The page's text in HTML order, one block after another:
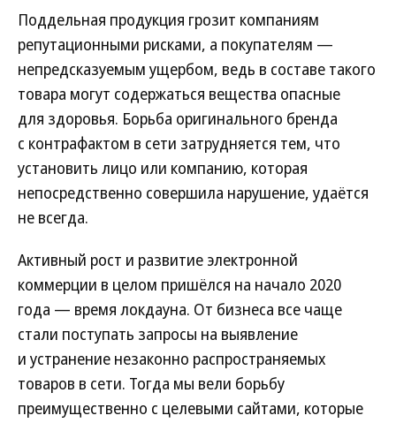
Поддельная продукция грозит компаниям
репутационными рисками, а покупателям —
непредсказуемым ущербом, ведь в составе такого
товара могут содержаться вещества опасные
для здоровья. Борьба оригинального бренда
с контрафактом в сети затрудняется тем, что
установить лицо или компанию, которая
непосредственно совершила нарушение, удаётся
не всегда.
Активный рост и развитие электронной
коммерции в целом пришёлся на начало 2020
года — время локдауна. От бизнеса все чаще
стали поступать запросы на выявление
и устранение незаконно распространяемых
товаров в сети. Тогда мы вели борьбу
преимущественно с целевыми сайтами, которые